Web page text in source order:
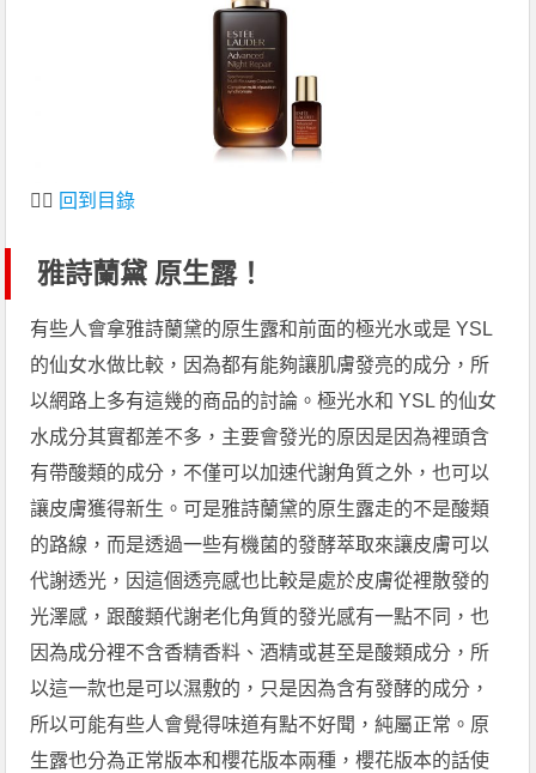
👆🏻 回到目錄
雅詩蘭黛 原生露！
有些人會拿雅詩蘭黛的原生露和前面的極光水或是 YSL
的仙女水做比較，因為都有能夠讓肌膚發亮的成分，所
以網路上多有這幾的商品的討論。極光水和 YSL 的仙女
水成分其實都差不多，主要會發光的原因是因為裡頭含
有帶酸類的成分，不僅可以加速代謝角質之外，也可以
讓皮膚獲得新生。可是雅詩蘭黛的原生露走的不是酸類
的路線，而是透過一些有機菌的發酵萃取來讓皮膚可以
代謝透光，因這個透亮感也比較是處於皮膚從裡散發的
光澤感，跟酸類代謝老化角質的發光感有一點不同，也
因為成分裡不含香精香料、酒精或甚至是酸類成分，所
以這一款也是可以濕敷的，只是因為含有發酵的成分，
所以可能有些人會覺得味道有點不好聞，純屬正常。原
生露也分為正常版本和櫻花版本兩種，櫻花版本的話使